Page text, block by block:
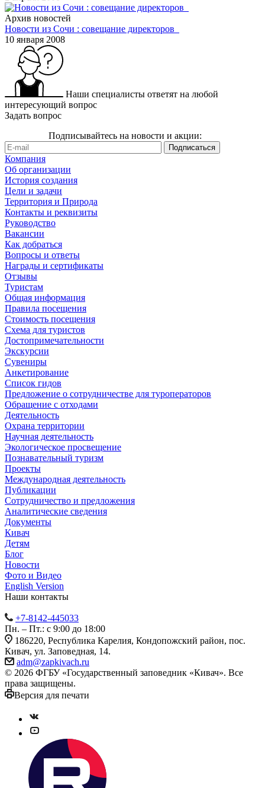
Архив новостей
Новости из Сочи : совещание директоров
10 января 2008
Наши специалисты ответят на любой
интересующий вопрос
Задать вопрос
Подписывайтесь на новости и акции:
Компания
Об организации
История создания
Цели и задачи
Территория и Природа
Контакты и реквизиты
Руководство
Вакансии
Как добраться
Вопросы и ответы
Награды и сертификаты
Отзывы
Туристам
Общая информация
Правила посещения
Стоимость посещения
Схема для туристов
Достопримечательности
Экскурсии
Сувениры
Анкетирование
Список гидов
Предложение о сотрудничестве для туроператоров
Обращение с отходами
Деятельность
Охрана территории
Научная деятельность
Экологическое просвещение
Познавательный туризм
Проекты
Международная деятельность
Публикации
Сотрудничество и предложения
Аналитические сведения
Документы
Кивач
Детям
Блог
Новости
Фото и Видео
English Version
Наши контакты
+7-8142-445033
Пн. – Пт.: с 9:00 до 18:00
186220, Республика Карелия, Кондопожский район, пос.
Кивач, ул. Заповедная, 14.
adm@zapkivach.ru
© 2026 ФГБУ «Государственный заповедник «Кивач». Все
права защищены.
Версия для печати